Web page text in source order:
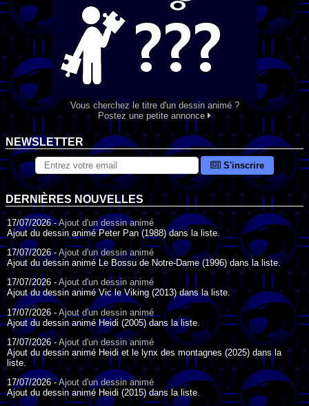
Vous cherchez le titre d'un dessin animé ?
Postez une petite annonce
NEWSLETTER
S'inscrire
DERNIÈRES NOUVELLES
17/07/2026 -Ajout d'un dessin animé
Ajout du dessin animé Peter Pan (1988) dans la liste.
17/07/2026 -Ajout d'un dessin animé
Ajout du dessin animé Le Bossu de Notre-Dame (1996) dans la liste.
17/07/2026 - Ajout d'un dessin animé
Ajout du dessin animé Vic le Viking (2013) dans la liste.
17/07/2026 - Ajout d'un dessin animé
Ajout du dessin animé Heidi (2005) dans la liste.
17/07/2026 -Ajout d'un dessin animé
Ajout du dessin animé Heidi et le lynx des montagnes (2025) dans la
liste.
17/07/2026 -Ajout d'un dessin animé
Ajout du dessin animé Heidi (2015) dans la liste.